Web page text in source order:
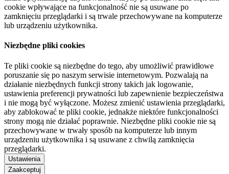
cookie wpływające na funkcjonalność nie są usuwane po
zamknięciu przeglądarki i są trwale przechowywane na komputerze
lub urządzeniu użytkownika.
Niezbędne pliki cookies
Te pliki cookie są niezbędne do tego, aby umożliwić prawidłowe
poruszanie się po naszym serwisie internetowym. Pozwalają na
działanie niezbędnych funkcji strony takich jak logowanie,
ustawienia preferencji prywatności lub zapewnienie bezpieczeństwa
i nie mogą być wyłączone. Możesz zmienić ustawienia przeglądarki,
aby zablokować te pliki cookie, jednakże niektóre funkcjonalności
strony mogą nie działać poprawnie. Niezbędne pliki cookie nie są
przechowywane w trwały sposób na komputerze lub innym
urządzeniu użytkownika i są usuwane z chwilą zamknięcia
przeglądarki.
Ustawienia
Zaakceptuj